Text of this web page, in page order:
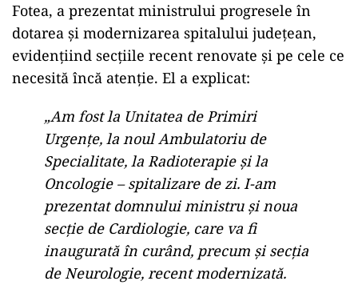
Fotea, a prezentat ministrului progresele în
dotarea și modernizarea spitalului județean,
evidențiind secțiile recent renovate și pe cele ce
necesită încă atenție. El a explicat:
„Am fost la Unitatea de Primiri
Urgențe, la noul Ambulatoriu de
Specialitate, la Radioterapie și la
Oncologie – spitalizare de zi. I-am
prezentat domnului ministru și noua
secție de Cardiologie, care va fi
inaugurată în curând, precum și secția
de Neurologie, recent modernizată.